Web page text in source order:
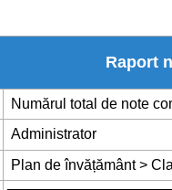
Raport
Numărul total de note
Administrator
Plan de învățământ >